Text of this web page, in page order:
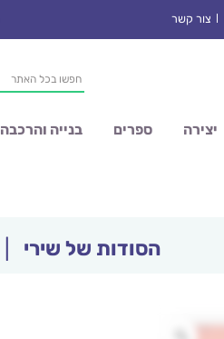
צור קשר
Products
search
יצירה ספרים בנייה והרכבה
הסודות של שירי